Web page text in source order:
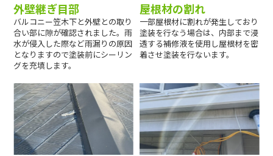
外壁継ぎ目部
バルコニー笠木下と外壁との取り
合い部に隙が確認されました。雨
水が侵入した際など雨漏りの原因
となりますので塗装前にシーリン
グを充填します。
屋根材の割れ
一部屋根材に割れが発生しており
塗装を行なう場合は、内部まで浸
透する補修液を使用し屋根材を密
着させ塗装を行ないます。